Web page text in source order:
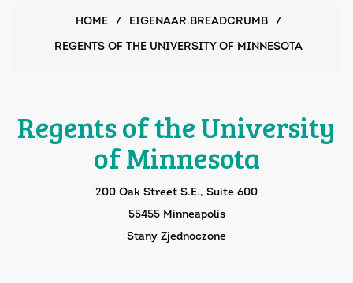
HOME / EIGENAAR.BREADCRUMB /
REGENTS OF THE UNIVERSITY OF MINNESOTA
Regents of the University
of Minnesota
200 Oak Street S.E., Suite 600
55455 Minneapolis
Stany Zjednoczone